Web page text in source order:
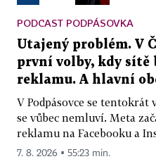
PODCAST PODPÁSOVKA
Utajený problém. V
první volby, kdy
reklamu. A hlavní
V Podpásovce se
se vůbec nemluví. Meta
reklamu na Facebooku a
7. 8. 2026 ▪ 55:23 min.